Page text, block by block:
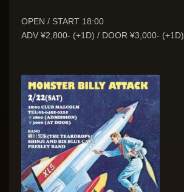
OPEN / START 18:00
ADV ¥2,800- (+1D) / DOOR ¥3,000- (+1D)